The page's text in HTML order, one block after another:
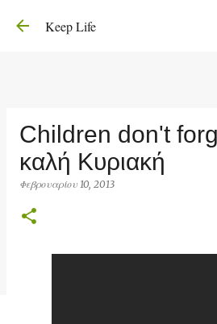
Μετάβαση στο κύριο
Keep Life
Children don't
καλή Κυριακή
Φεβρουαρίου 10, 2013